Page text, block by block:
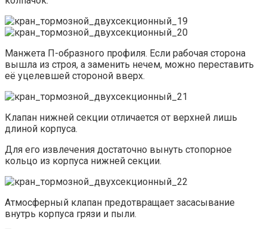
Манжета П-образного профиля. Если рабочая сторона
вышла из строя, а заменить нечем, можно переставить
её уцелевшей стороной вверх.
Клапан нижней секции отличается от верхней лишь
длиной корпуса.
Для его извлечения достаточно вынуть стопорное
кольцо из корпуса нижней секции.
Атмосферный клапан предотвращает засасывание
внутрь корпуса грязи и пыли.